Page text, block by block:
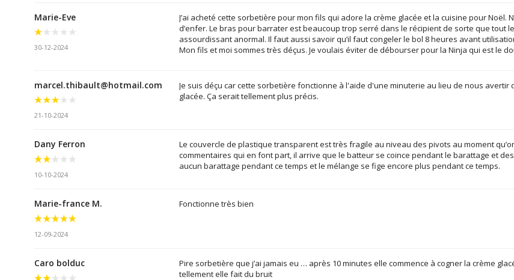
Marie-Eve
30-12-2024
J’ai acheté cette sorbetière pour mon fils qui adore la crème glacée et la cuisine pour
d’enfer. Le bras pour barrater est beaucoup trop serré dans le récipient de sorte que tout
assourdissant anormal. Il faut aussi savoir qu’il faut congeler le bol 8 heures avant
Mon fils et moi sommes très déçus. Je voulais éviter de débourser pour la Ninja qui est le
marcel.thibault@hotmail.com
21-10-2024
Je suis déçu car cette sorbetière fonctionne à l'aide d'une minuterie au lieu de nous
glacée. Ça serait tellement plus précis.
Dany Ferron
10-10-2024
Le couvercle de plastique transparent est très fragile au niveau des pivots au moment
commentaires qui en font part, il arrive que le batteur se coince pendant le barattage et
aucun barattage pendant ce temps et le mélange se fige encore plus pendant ce temps.
Marie-france M.
12-09-2024
Fonctionne très bien
Caro bolduc
Pire sorbetière que j’ai jamais eu … après 10 minutes elle commence à cogner la crème
tellement elle fait du bruit